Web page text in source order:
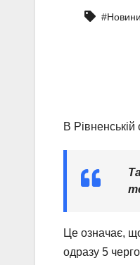
В
Це означає,
одразу 5